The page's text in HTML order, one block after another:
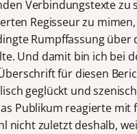
Verbindungstexte zu
Regisseur zu
Rumpffassung über
Und damit bin ich bei
für diesen
geglückt und
Publikum reagierte mit
nicht zuletzt deshalb,